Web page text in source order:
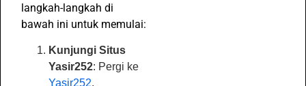
langkah-langkah di
bawah ini untuk memulai:
Kunjungi Situs
Yasir252: Pergi ke
Yasir252.